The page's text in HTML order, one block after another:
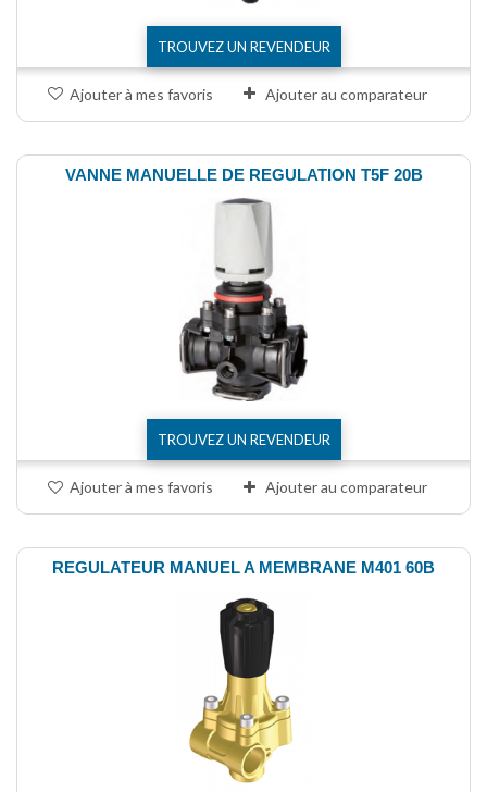
TROUVEZ UN REVENDEUR
Ajouter à mes favoris Ajouter au comparateur
VANNE MANUELLE DE REGULATION T5F 20B
TROUVEZ UN REVENDEUR
Ajouter à mes favoris Ajouter au comparateur
REGULATEUR MANUEL A MEMBRANE M401 60B